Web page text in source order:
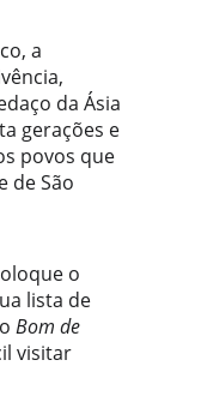
a
da Ásia
gerações e
povos que
de São
o
lista de
Bom de
visitar